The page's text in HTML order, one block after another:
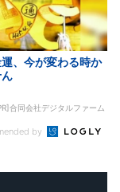
、今が変わる時か
合同会社デジタルファーム
by